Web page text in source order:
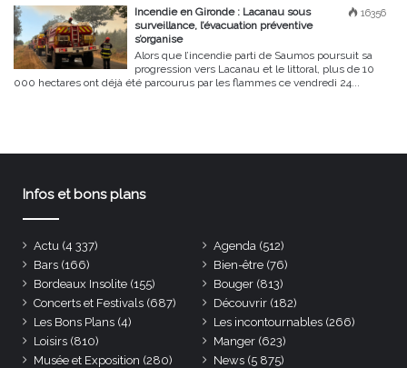
16356
Incendie en Gironde : Lacanau sous
surveillance, l’évacuation préventive
s’organise
Alors que l’incendie parti de Saumos poursuit sa
progression vers Lacanau et le littoral, plus de 10
000 hectares ont déjà été parcourus par les flammes ce vendredi 24...
Infos et bons plans
Actu (4 337) Agenda (512)
Bars (166) Bien-être (76)
Bordeaux Insolite (155) Bouger (813)
Concerts et Festivals (687) Découvrir (182)
Les Bons Plans (4) Les incontournables (266)
Loisirs (810) Manger (623)
Musée et Exposition (280) News (5 875)